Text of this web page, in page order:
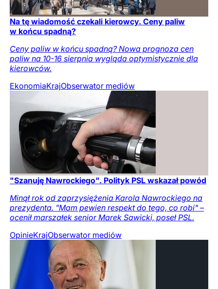
Na tę wiadomość czekali kierowcy. Ceny paliw
w końcu spadną?
Ceny paliw w końcu spadną? Nowa prognoza cen
paliw na 10-16 sierpnia wygląda optymistycznie dla
kierowców.
EkonomiaKrajObserwator mediów
"Szanuję Nawrockiego". Polityk PSL wskazał powód
Minął rok od zaprzysiężenia Karola Nawrockiego na
prezydenta. "Mam pewien respekt do tego, co robi" –
ocenił marszałek senior Marek Sawicki, poseł PSL.
OpinieKrajObserwator mediów